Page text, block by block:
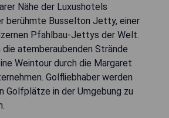
Nähe der Luxushotels
berühmte Busselton Jetty, einer
Pfahlbau-Jettys der Welt.
die atemberaubenden Strände
Weintour durch die Margaret
Golfliebhaber werden
Golfplätze in der Umgebung zu